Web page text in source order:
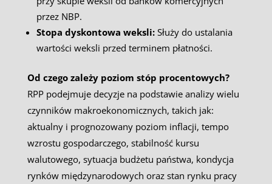
przez NBP.
Stopa dyskontowa weksli:Służy do ustalania
wartości weksli przed terminem płatności.
Od czego zależy poziom stóp procentowych?
RPP podejmuje decyzje na podstawie analizy wielu
czynników makroekonomicznych, takich jak:
aktualny i prognozowany poziom inflacji, tempo
wzrostu gospodarczego, stabilność kursu
walutowego, sytuacja budżetu państwa, kondycja
rynków międzynarodowych oraz stan rynku pracy